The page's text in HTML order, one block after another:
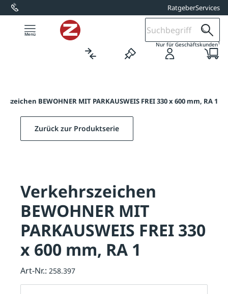
springen RatgeberServices
Nur für Geschäftskunden1
BEWOHNER MIT PARKAUSWEIS FREI 330 x 600 mm, RA 1
Zurück zur Produktserie
Verkehrszeichen
BEWOHNER MIT
PARKAUSWEIS FREI 330
x 600 mm, RA 1
Art-Nr.: 258.397